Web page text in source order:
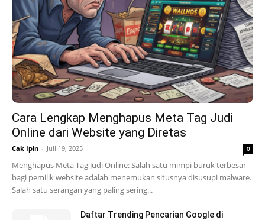
Cara Lengkap Menghapus Meta Tag Judi
Online dari Website yang Diretas
Cak Ipin - Juli 19, 2025 0
Menghapus Meta Tag Judi Online: Salah satu mimpi buruk terbesar
bagi pemilik website adalah menemukan situsnya disusupi malware.
Salah satu serangan yang paling sering...
Daftar Trending Pencarian Google di